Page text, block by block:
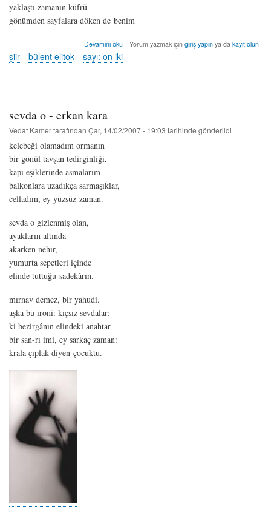
yaklaştı zamanın küfrü
gönümden sayfalara döken de benim
iyiliklerin
ben
-
hakkında
Devamını oku Yorum yazmak için giriş yapınya da kayıt olun
şiir bülent elitok sayı: on iki
sevda o - erkan kara
Vedat Kamertarafından Çar, 14/02/2007 - 19:03 tarihinde gönderildi
kelebeği olamadım ormanın
bir gönül tavşan tedirginliği,
kapı eşiklerinde asmalarım
balkonlara uzadıkça sarmaşıklar,
celladım, ey yüzsüz zaman.
sevda o gizlenmiş olan,
ayakların altında
akarken nehir,
yumurta sepetleri içinde
elinde tuttuğu sadekârın.
mırnav demez, bir yahudi.
aşka bu ironi: kıçsız sevdalar:
ki bezirgânın elindeki anahtar
bir san-rı imi, ey sarkaç zaman:
krala çıplak diyen çocuktu.